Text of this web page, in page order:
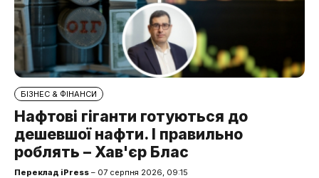
БІЗНЕС & ФІНАНСИ
Нафтові гіганти готуються до
дешевшої нафти. І правильно
роблять – Хав'єр Блас
Переклад iPress – 07 серпня 2026, 09:15